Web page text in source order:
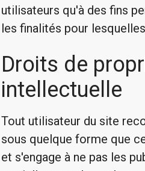
utilisateurs qu'à des fins
les finalités pour
Droits de
intellectuelle
Tout utilisateur du site
sous quelque forme que
et s'engage à ne pas les